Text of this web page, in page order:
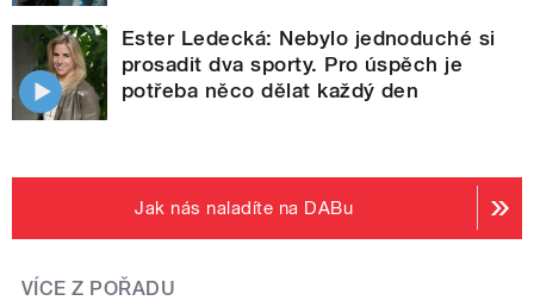
Ester Ledecká: Nebylo jednoduché si
prosadit dva sporty. Pro úspěch je
potřeba něco dělat každý den
Jak nás naladíte na DABu
VÍCE Z POŘADU